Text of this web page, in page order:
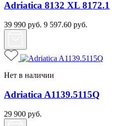
Adriatica 8132 XL 8172.1
39 990 руб. 9 597.60 руб.
Нет в наличии
Adriatica A1139.5115Q
29 900 руб.